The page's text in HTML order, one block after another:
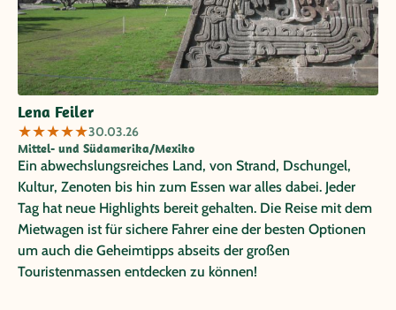
Lena Feiler
★★★★★30.03.26
Mittel- und Südamerika/Mexiko
Ein abwechslungsreiches Land, von Strand, Dschungel,
Kultur, Zenoten bis hin zum Essen war alles dabei. Jeder
Tag hat neue Highlights bereit gehalten. Die Reise mit dem
Mietwagen ist für sichere Fahrer eine der besten Optionen
um auch die Geheimtipps abseits der großen
Touristenmassen entdecken zu können!